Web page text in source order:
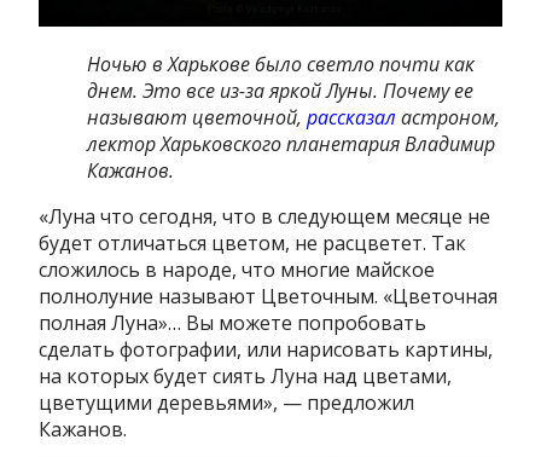
Ночью в Харькове было светло почти как
днем. Это все из-за яркой Луны. Почему ее
называют цветочной,рассказал астроном,
лектор Харьковского планетария Владимир
Кажанов.
«Луна что сегодня, что в следующем месяце не
будет отличаться цветом, не расцветет. Так
сложилось в народе, что многие майское
полнолуние называют Цветочным. «Цветочная
полная Луна»… Вы можете попробовать
сделать фотографии, или нарисовать картины,
на которых будет сиять Луна над цветами,
цветущими деревьями», — предложил
Кажанов.